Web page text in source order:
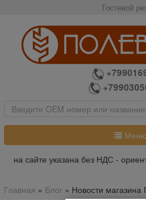
Гостевой
Меню
на сайте указана без НДС -
Главная » Блог» Новости